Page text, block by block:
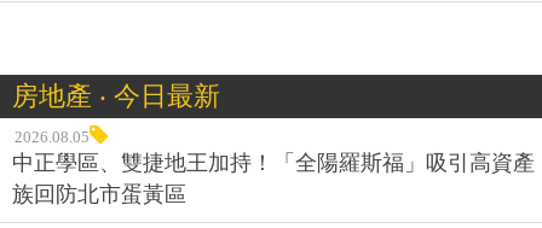
房地產 ‧ 今日最新
2026.08.05
中正學區、雙捷地王加持！「全陽羅斯福」吸引高資產
族回防北市蛋黃區